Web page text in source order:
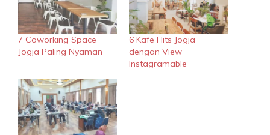
7 Coworking Space
Jogja Paling Nyaman
6 Kafe Hits Jogja
dengan View
Instagramable